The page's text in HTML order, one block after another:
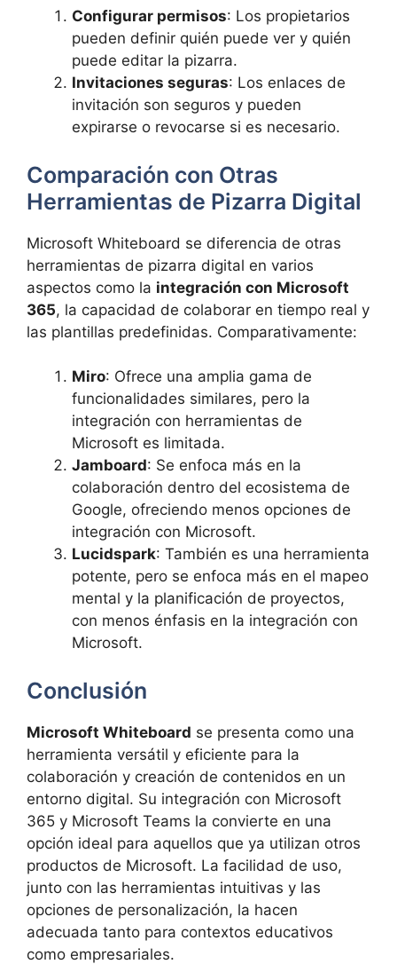
Configurar permisos: Los propietarios
pueden definir quién puede ver y quién
puede editar la pizarra.
Invitaciones seguras: Los enlaces de
invitación son seguros y pueden
expirarse o revocarse si es necesario.
Comparación con Otras
Herramientas de Pizarra Digital
Microsoft Whiteboard se diferencia de otras
herramientas de pizarra digital en varios
aspectos como la integración con Microsoft
365, la capacidad de colaborar en tiempo real y
las plantillas predefinidas. Comparativamente:
Miro: Ofrece una amplia gama de
funcionalidades similares, pero la
integración con herramientas de
Microsoft es limitada.
Jamboard: Se enfoca más en la
colaboración dentro del ecosistema de
Google, ofreciendo menos opciones de
integración con Microsoft.
Lucidspark: También es una herramienta
potente, pero se enfoca más en el mapeo
mental y la planificación de proyectos,
con menos énfasis en la integración con
Microsoft.
Conclusión
Microsoft Whiteboard se presenta como una
herramienta versátil y eficiente para la
colaboración y creación de contenidos en un
entorno digital. Su integración con Microsoft
365 y Microsoft Teams la convierte en una
opción ideal para aquellos que ya utilizan otros
productos de Microsoft. La facilidad de uso,
junto con las herramientas intuitivas y las
opciones de personalización, la hacen
adecuada tanto para contextos educativos
como empresariales.